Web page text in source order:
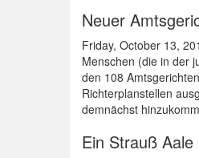
Neuer
Friday, October 13,
Menschen (die in der
den 108
Richterplanstellen
demnächst
Ein Strauß